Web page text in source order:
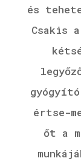
és
Csakis
értse-
őt a